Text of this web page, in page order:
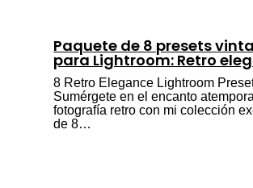
Paquete de 8 presets
para Lightroom: Retro
8 Retro Elegance Lightroom
Sumérgete en el encanto
fotografía retro con mi colección
de 8…